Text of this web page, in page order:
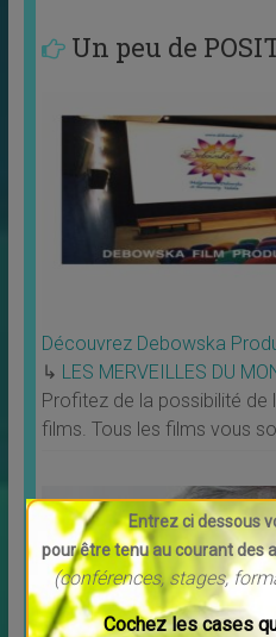
Un peu de
Découvrez Debowska
↳ LES MERVEILLES DU
Profitez de la possibilité de
films. Tous les films vous
Entrez ci dessous
pour être tenu au courant des
(conférences, stages,
Cochez les cases